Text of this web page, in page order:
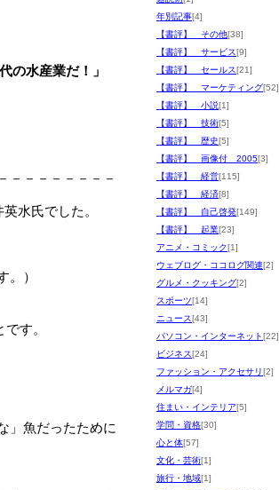
年別記事[4]
【書評】 その他[38]
【書評】 サービス[9]
【書評】 セールス[21]
【書評】 マーケティング[52]
【書評】 小説[1]
【書評】 技術[5]
【書評】 歴史[5]
【書評】 画像付 2005[3]
【書評】 経営[115]
【書評】 経済[8]
【書評】 自己啓発[149]
【書評】 起業[23]
アニメ・コミック[1]
ウェブログ・ココログ関連[2]
グルメ・クッキング[2]
スポーツ[14]
ニュース[43]
パソコン・インターネット[22]
ビジネス[24]
ファッション・アクセサリ[2]
メルマガ[4]
住まい・インテリア[5]
学問・資格[30]
心と体[57]
文化・芸術[1]
旅行・地域[1]
の水産業だ！」
－－－－－－－－
水氏でした。
）
す。
」魚だったために